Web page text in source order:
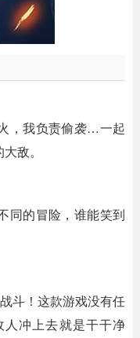
，我负责偷袭…一起
敌。
同的冒险，谁能笑到
斗！这款游戏没有任
冲上去就是干干净